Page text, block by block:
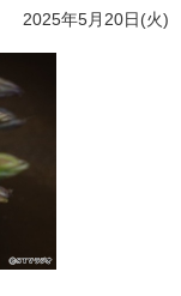
2025年5月20日(火)